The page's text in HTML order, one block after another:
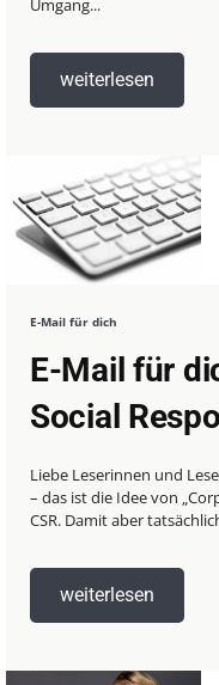
Umgang...
weiterlesen
E-Mail für dich
E-Mail für
Social
Liebe Leserinnen und
– das ist die Idee von
CSR. Damit aber
weiterlesen